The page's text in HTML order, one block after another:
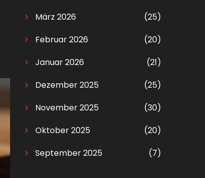
März 2026
(25)
Februar 2026
(20)
Januar 2026
(21)
Dezember 2025
(25)
November 2025
(30)
Oktober 2025
(20)
September 2025
(7)